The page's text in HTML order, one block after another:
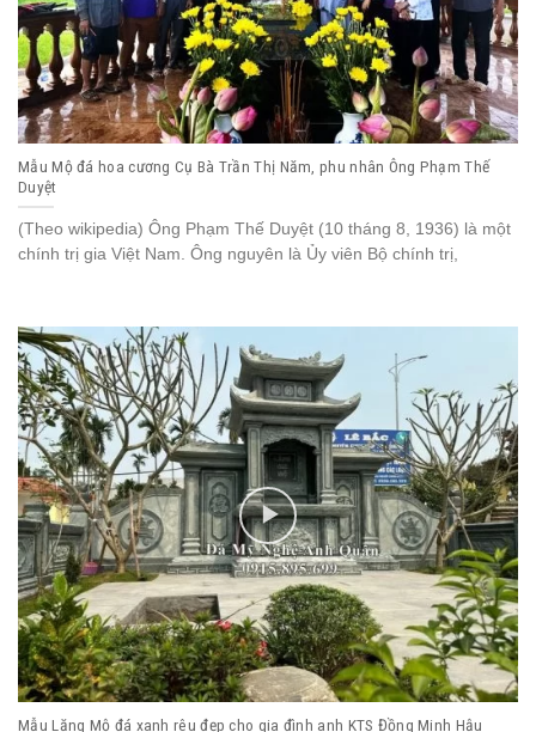
Mẫu Mộ đá hoa cương Cụ Bà Trần Thị Năm, phu nhân Ông Phạm Thế
Duyệt
(Theo wikipedia) Ông Phạm Thế Duyệt (10 tháng 8, 1936) là một
chính trị gia Việt Nam. Ông nguyên là Ủy viên Bộ chính trị,
Mẫu Lăng Mộ đá xanh rêu đẹp cho gia đình anh KTS Đồng Minh Hậu